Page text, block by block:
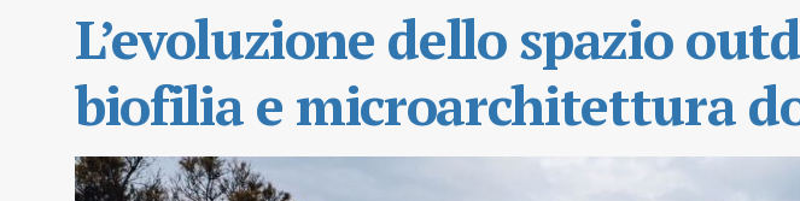
L’evoluzione dello spazio
biofilia e microarchitettura